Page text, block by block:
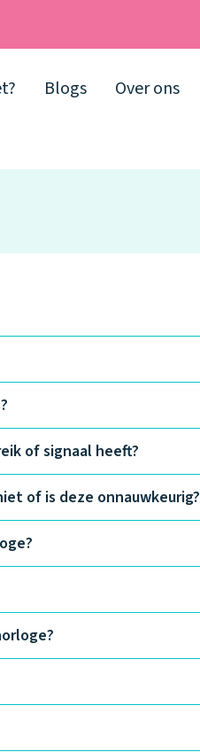
Blogs Over ons
of signaal heeft?
of is deze onnauwkeurig?